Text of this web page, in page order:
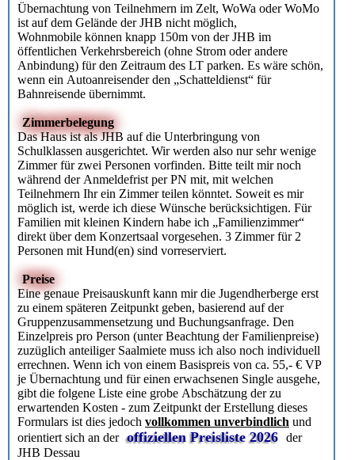
Übernachtung von Teilnehmern im Zelt, WoWa oder WoMo
ist auf dem Gelände der JHB nicht möglich,
Wohnmobile können knapp 150m von der JHB im
öffentlichen Verkehrsbereich (ohne Strom oder andere
Anbindung) für den Zeitraum des LT parken. Es wäre schön,
wenn ein Autoanreisender den „Schatteldienst“ für
Bahnreisende übernimmt.
Zimmerbelegung
Das Haus ist als JHB auf die Unterbringung von
Schulklassen ausgerichtet. Wir werden also nur sehr wenige
Zimmer für zwei Personen vorfinden. Bitte teilt mir noch
während der Anmeldefrist per PN mit, mit welchen
Teilnehmern Ihr ein Zimmer teilen könntet. Soweit es mir
möglich ist, werde ich diese Wünsche berücksichtigen. Für
Familien mit kleinen Kindern habe ich „Familienzimmer“
direkt über dem Konzertsaal vorgesehen. 3 Zimmer für 2
Personen mit Hund(en) sind vorreserviert.
Preise
Eine genaue Preisauskunft kann mir die Jugendherberge erst
zu einem späteren Zeitpunkt geben, basierend auf der
Gruppenzusammensetzung und Buchungsanfrage. Den
Einzelpreis pro Person (unter Beachtung der Familienpreise)
zuzüglich anteiliger Saalmiete muss ich also noch individuell
errechnen. Wenn ich von einem Basispreis von ca. 55,- € VP
je Übernachtung und für einen erwachsenen Single ausgehe,
gibt die folgene Liste eine grobe Abschätzung der zu
erwartenden Kosten - zum Zeitpunkt der Erstellung dieses
Formulars ist dies jedoch vollkommen unverbindlich und
orientiert sich an der offiziellen Preisliste 2026 der
JHB Dessau